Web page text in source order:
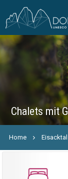
Chalets mit
Home Eisacktal